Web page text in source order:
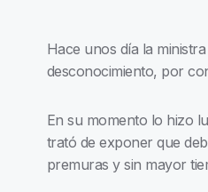
Hace unos día la
desconocimiento, por
En su momento lo hizo
trató de exponer que
premuras y sin mayor